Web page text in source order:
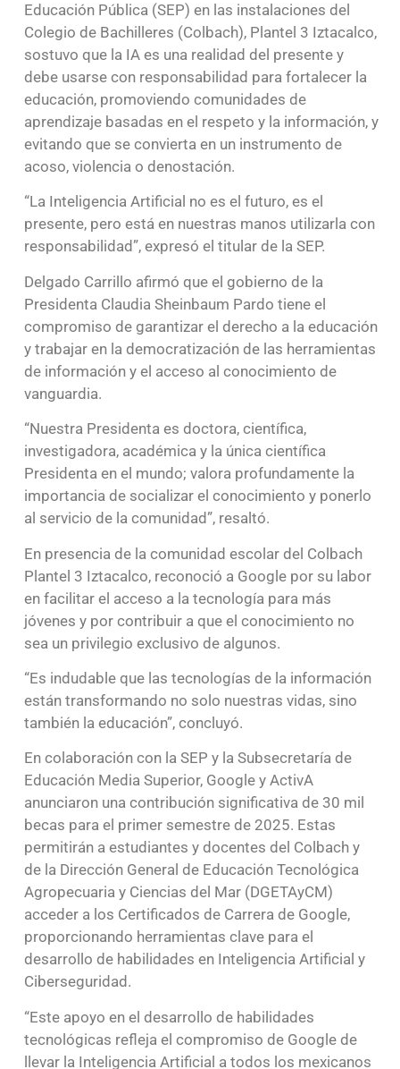
Educación Pública (SEP) en las instalaciones del
Colegio de Bachilleres (Colbach), Plantel 3 Iztacalco,
sostuvo que la IA es una realidad del presente y
debe usarse con responsabilidad para fortalecer la
educación, promoviendo comunidades de
aprendizaje basadas en el respeto y la información, y
evitando que se convierta en un instrumento de
acoso, violencia o denostación.
“La Inteligencia Artificial no es el futuro, es el
presente, pero está en nuestras manos utilizarla con
responsabilidad”, expresó el titular de la SEP.
Delgado Carrillo afirmó que el gobierno de la
Presidenta Claudia Sheinbaum Pardo tiene el
compromiso de garantizar el derecho a la educación
y trabajar en la democratización de las herramientas
de información y el acceso al conocimiento de
vanguardia.
“Nuestra Presidenta es doctora, científica,
investigadora, académica y la única científica
Presidenta en el mundo; valora profundamente la
importancia de socializar el conocimiento y ponerlo
al servicio de la comunidad”, resaltó.
En presencia de la comunidad escolar del Colbach
Plantel 3 Iztacalco, reconoció a Google por su labor
en facilitar el acceso a la tecnología para más
jóvenes y por contribuir a que el conocimiento no
sea un privilegio exclusivo de algunos.
“Es indudable que las tecnologías de la información
están transformando no solo nuestras vidas, sino
también la educación”, concluyó.
En colaboración con la SEP y la Subsecretaría de
Educación Media Superior, Google y ActivA
anunciaron una contribución significativa de 30 mil
becas para el primer semestre de 2025. Estas
permitirán a estudiantes y docentes del Colbach y
de la Dirección General de Educación Tecnológica
Agropecuaria y Ciencias del Mar (DGETAyCM)
acceder a los Certificados de Carrera de Google,
proporcionando herramientas clave para el
desarrollo de habilidades en Inteligencia Artificial y
Ciberseguridad.
“Este apoyo en el desarrollo de habilidades
tecnológicas refleja el compromiso de Google de
llevar la Inteligencia Artificial a todos los mexicanos